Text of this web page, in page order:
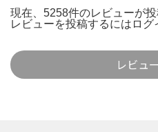
現在、5258件のレビューが投
レビューを投稿するには ログ
レビュ